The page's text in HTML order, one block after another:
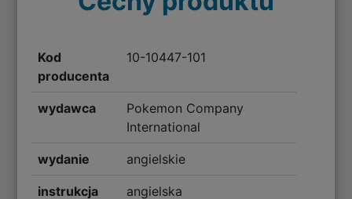
Kod
producenta
10-10447-101
wydawca
Pokemon Company
International
wydanie angielskie
instrukcja angielska